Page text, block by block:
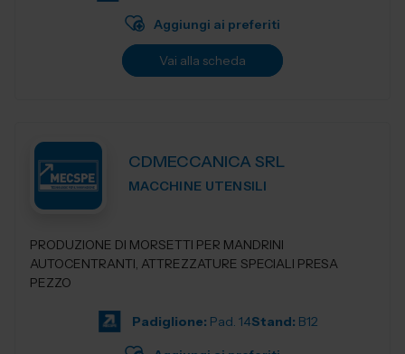
Aggiungi ai preferiti
Vai alla scheda
CDMECCANICA SRL
MACCHINE UTENSILI
PRODUZIONE DI MORSETTI PER MANDRINI
AUTOCENTRANTI, ATTREZZATURE SPECIALI PRESA
PEZZO
Padiglione: Pad. 14Stand: B12